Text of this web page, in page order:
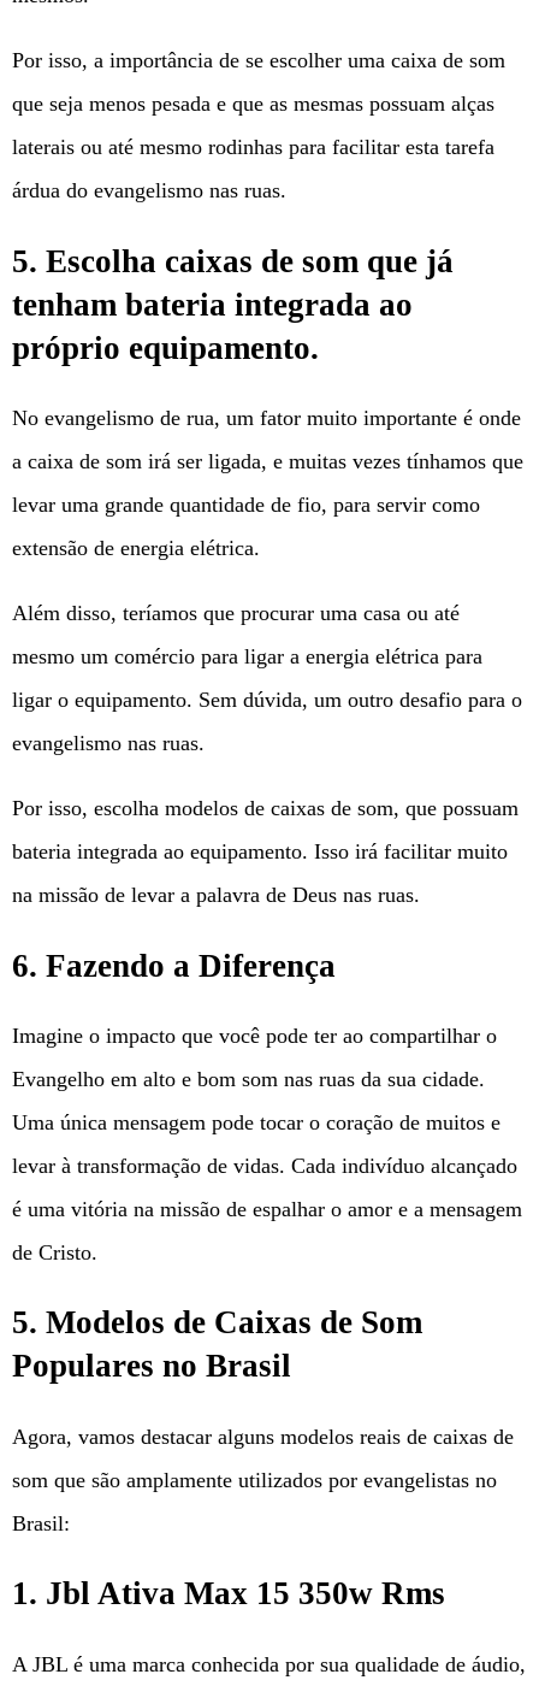
Por isso, a importância de se escolher uma caixa de som
que seja menos pesada e que as mesmas possuam alças
laterais ou até mesmo rodinhas para facilitar esta tarefa
árdua do evangelismo nas ruas.
5. Escolha caixas de som que já
tenham bateria integrada ao
próprio equipamento.
No evangelismo de rua, um fator muito importante é onde
a caixa de som irá ser ligada, e muitas vezes tínhamos que
levar uma grande quantidade de fio, para servir como
extensão de energia elétrica.
Além disso, teríamos que procurar uma casa ou até
mesmo um comércio para ligar a energia elétrica para
ligar o equipamento. Sem dúvida, um outro desafio para o
evangelismo nas ruas.
Por isso, escolha modelos de caixas de som, que possuam
bateria integrada ao equipamento. Isso irá facilitar muito
na missão de levar a palavra de Deus nas ruas.
6. Fazendo a Diferença
Imagine o impacto que você pode ter ao compartilhar o
Evangelho em alto e bom som nas ruas da sua cidade.
Uma única mensagem pode tocar o coração de muitos e
levar à transformação de vidas. Cada indivíduo alcançado
é uma vitória na missão de espalhar o amor e a mensagem
de Cristo.
5. Modelos de Caixas de Som
Populares no Brasil
Agora, vamos destacar alguns modelos reais de caixas de
som que são amplamente utilizados por evangelistas no
Brasil:
1. Jbl Ativa Max 15 350w Rms
A JBL é uma marca conhecida por sua qualidade de áudio,